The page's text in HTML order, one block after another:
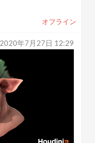
オフライン
2020年7月27日 12:29